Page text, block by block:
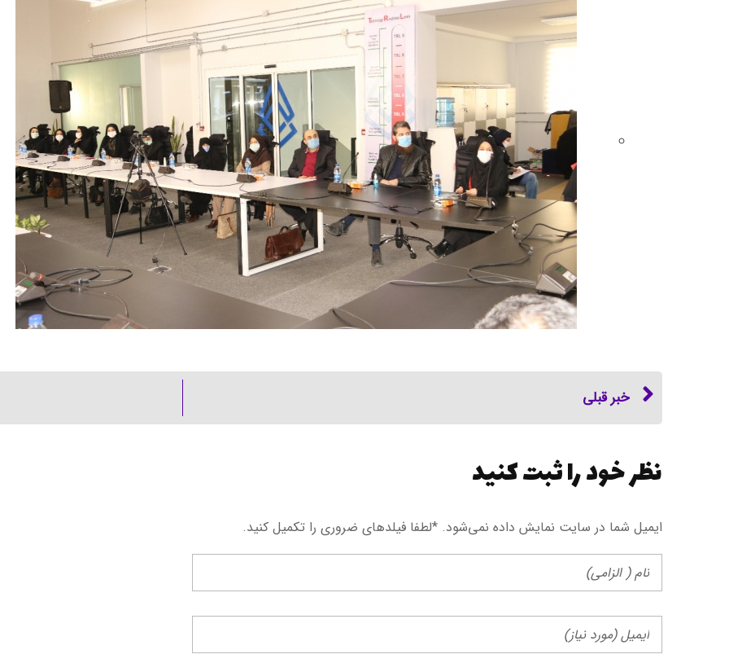
خبر قبلی
نظر خود را ثبت کنید
ایمیل شما در سایت نمایش داده نمی‌شود. *لطفا فیلد‌های ضروری را تکمیل کنید.